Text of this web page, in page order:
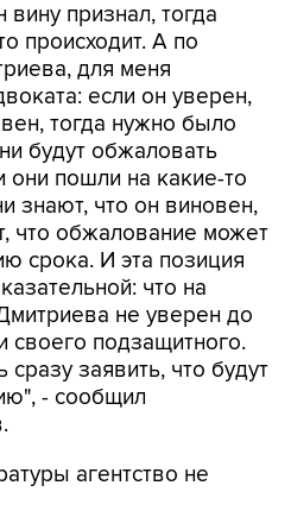
признал, тогда
происходит. А по
для меня
если он уверен,
тогда нужно было
будут обжаловать
они пошли на какие-то
знают, что он виновен,
что обжалование может
срока. И эта позиция
что на
не уверен до
своего подзащитного.
заявить, что будут
- сообщил
агентство не